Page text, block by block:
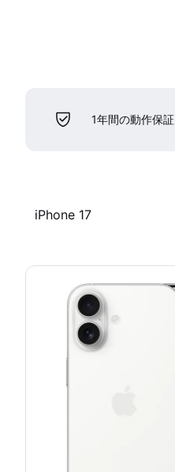
1年間の動作保証
iPhone 17